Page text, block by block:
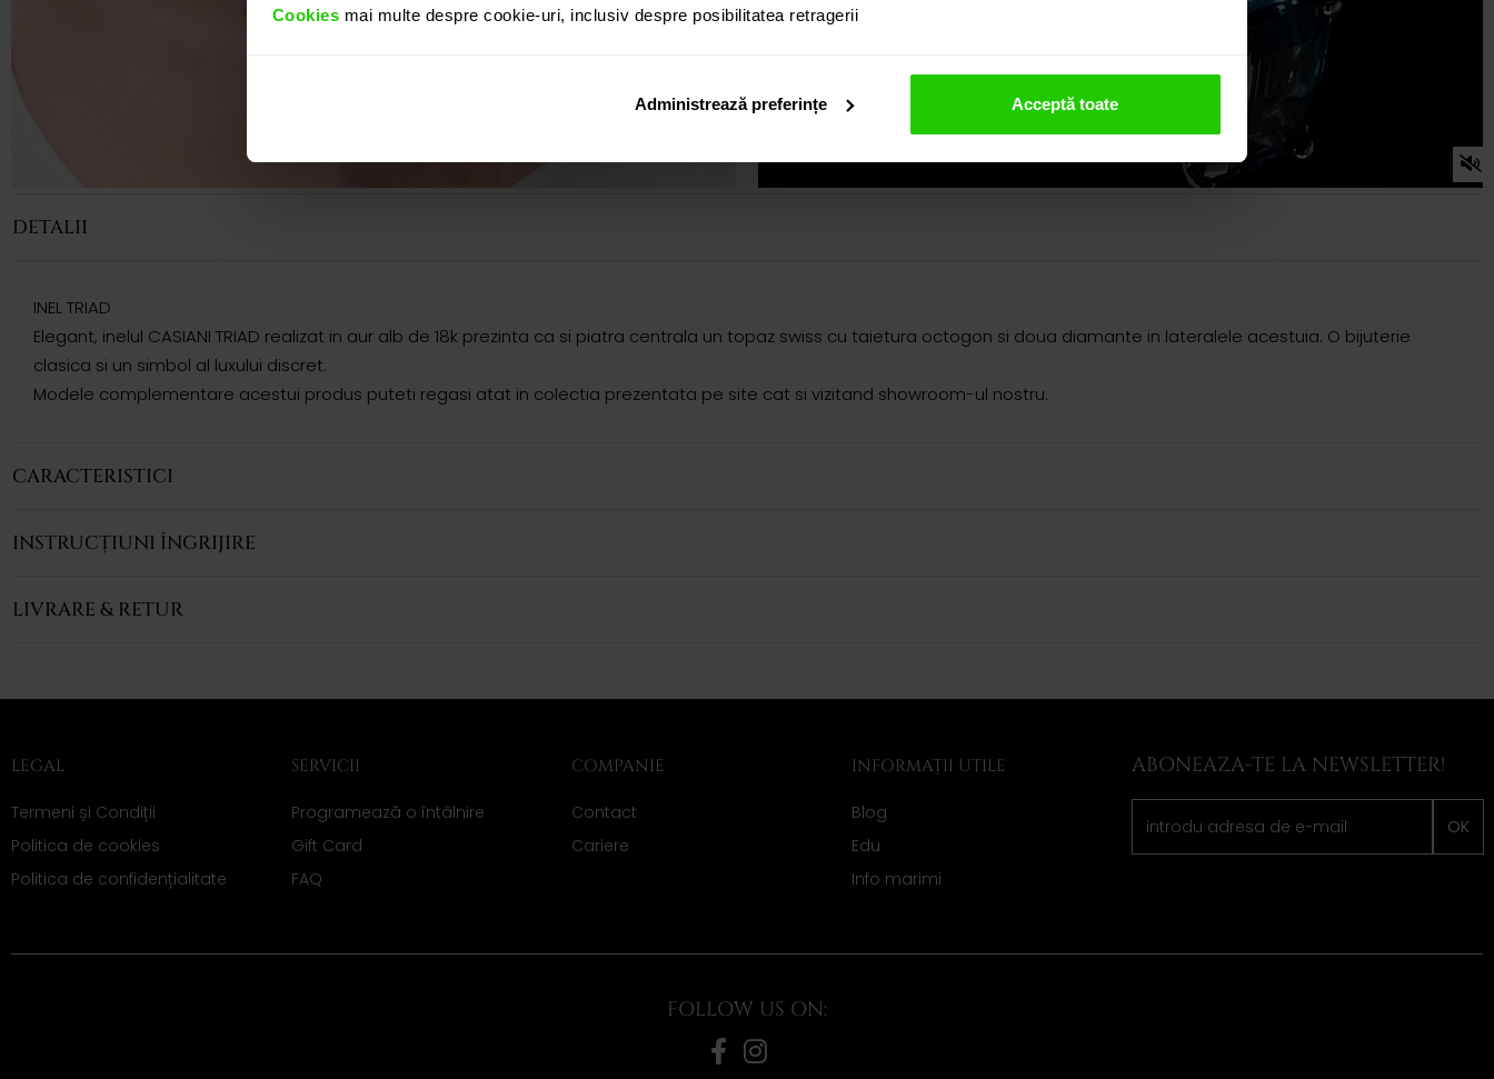
Cookies mai multe despre cookie-uri, inclusiv despre posibilitatea retragerii
Administrează preferințe Acceptă toate
DETALII
INEL TRIAD
Elegant, inelul CASIANI TRIAD realizat in aur alb de 18k prezinta ca si piatra centrala un topaz swiss cu taietura octogon si doua diamante in lateralele acestuia. O bijuterie
clasica si un simbol al luxului discret.
Modele complementare acestui produs puteti regasi atat in colectia prezentata pe site cat si vizitand showroom-ul nostru.
CARACTERISTICI
INSTRUCȚIUNI ÎNGRIJIRE
LIVRARE & RETUR
LEGAL
Termeni și Condiții
Politica de cookies
Politica de confidențialitate
SERVICII
Programează o întâlnire
Gift Card
FAQ
COMPANIE
Contact
Cariere
INFORMAȚII UTILE
Blog
Edu
Info marimi
ABONEAZA-TE LA NEWSLETTER!
OK
FOLLOW US ON: